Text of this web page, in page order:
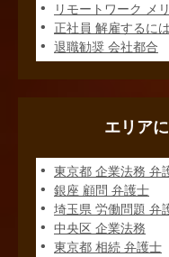
リモートワーク メ
正社員 解雇するには
退職勧奨 会社都合
エリア
東京都 企業法務 弁
銀座 顧問 弁護士
埼玉県 労働問題 弁
中央区 企業法務
東京都 相続 弁護士